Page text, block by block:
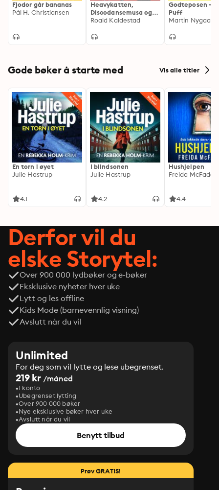
Fjodor går bananas
Pål H. Christiansen
Heavykatten,
Discodansemusa og
Pinnsvinet Phillip
Roald Kaldestad
Godteposen -
Puff
Martin Nygaard
Gode bøker å starte med Vis alle titler
En torn i øyet
Julie Hastrup
4.1
I blindsonen
Julie Hastrup
4.2
Hushjelpen
Freida
4.4
Derfor vil du
elske Storytel:
Over 900 000 lydbøker og e-bøker
Eksklusive nyheter hver uke
Lytt og les offline
Kids Mode (barnevennlig visning)
Avslutt når du vil
Unlimited
For deg som vil lytte og lese ubegrenset.
219 kr /måned
1 konto
Ubegrenset lytting
Over 900 000 bøker
Nye eksklusive bøker hver uke
Avslutt når du vil
Benytt tilbud
Prøv GRATIS!